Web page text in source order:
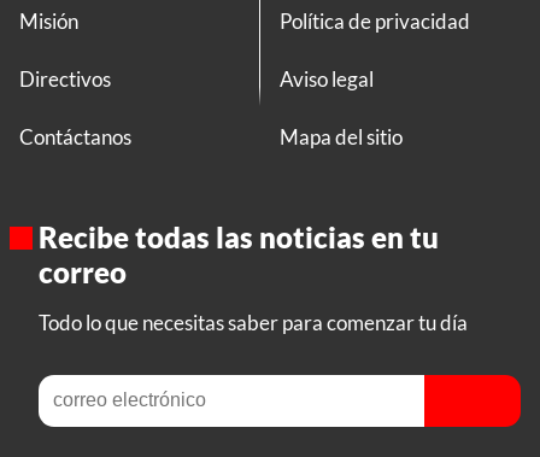
Misión
Directivos
Contáctanos
Política de privacidad
Aviso legal
Mapa del sitio
Recibe todas las noticias en tu
correo
Todo lo que necesitas saber para comenzar tu día